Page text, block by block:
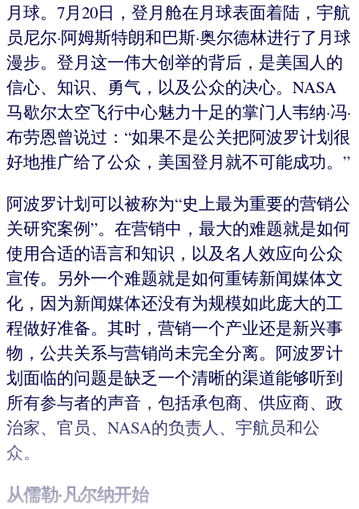
月球。7月20日，登月舱在月球表面着陆，宇航
员尼尔·阿姆斯特朗和巴斯·奥尔德林进行了月球
漫步。登月这一伟大创举的背后，是美国人的
信心、知识、勇气，以及公众的决心。NASA
马歇尔太空飞行中心魅力十足的掌门人韦纳·冯·
布劳恩曾说过：“如果不是公关把阿波罗计划很
好地推广给了公众，美国登月就不可能成功。”
阿波罗计划可以被称为“史上最为重要的营销公
关研究案例”。在营销中，最大的难题就是如何
使用合适的语言和知识，以及名人效应向公众
宣传。另外一个难题就是如何重铸新闻媒体文
化，因为新闻媒体还没有为规模如此庞大的工
程做好准备。其时，营销一个产业还是新兴事
物，公共关系与营销尚未完全分离。阿波罗计
划面临的问题是缺乏一个清晰的渠道能够听到
所有参与者的声音，包括承包商、供应商、政
治家、官员、NASA的负责人、宇航员和公
众。
从儒勒·凡尔纳开始